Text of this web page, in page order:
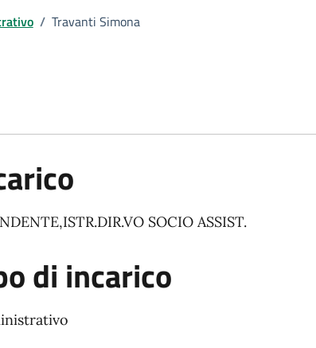
/ Travanti Simona
SOCIO ASSIST.
di incarico